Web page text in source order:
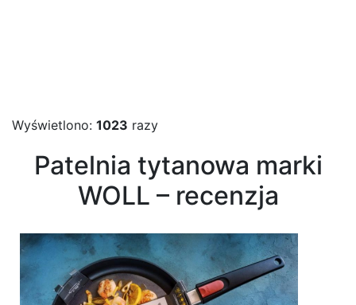
Wyświetlono: 1023 razy
Patelnia tytanowa marki
WOLL – recenzja